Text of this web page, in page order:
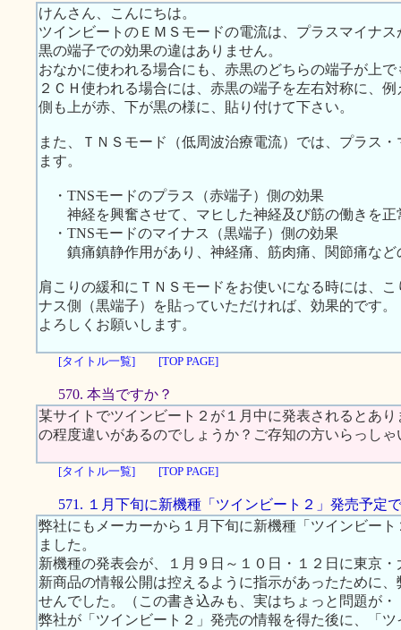
けんさん、こんにちは。
ツインビートのＥＭＳモードの電流は、プラスマイナ
黒の端子での効果の違はありません。
おなかに使われる場合にも、赤黒のどちらの端子が上で
２ＣＨ使われる場合には、赤黒の端子を左右対称に、
側も上が赤、下が黒の様に、貼り付けて下さい。
また、ＴＮＳモード（低周波治療電流）では、プラス
ます。
・TNSモードのプラス（赤端子）側の効果
神経を興奮させて、マヒした神経及び筋の働きを正
・TNSモードのマイナス（黒端子）側の効果
鎮痛鎮静作用があり、神経痛、筋肉痛、関節痛など
肩こりの緩和にＴＮＳモードをお使いになる時には、
ナス側（黒端子）を貼っていただければ、効果的です。
よろしくお願いします。
[タイトル一覧] [TOP PAGE]
570. 本当ですか？
某サイトでツインビート２が１月中に発表されるとあ
の程度違いがあるのでしょうか？ご存知の方いらっしゃ
[タイトル一覧] [TOP PAGE]
571. １月下旬に新機種「ツインビート２」発売予定
弊社にもメーカーから１月下旬に新機種「ツインビー
ました。
新機種の発表会が、１月９日～１０日・１２日に東京
新商品の情報公開は控えるように指示があったために
せんでした。（この書き込みも、実はちょっと問題が・
弊社が「ツインビート２」発売の情報を得た後に、「